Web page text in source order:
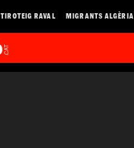
TIROTEIG RAVAL MIGRANTS ALGÈRIA